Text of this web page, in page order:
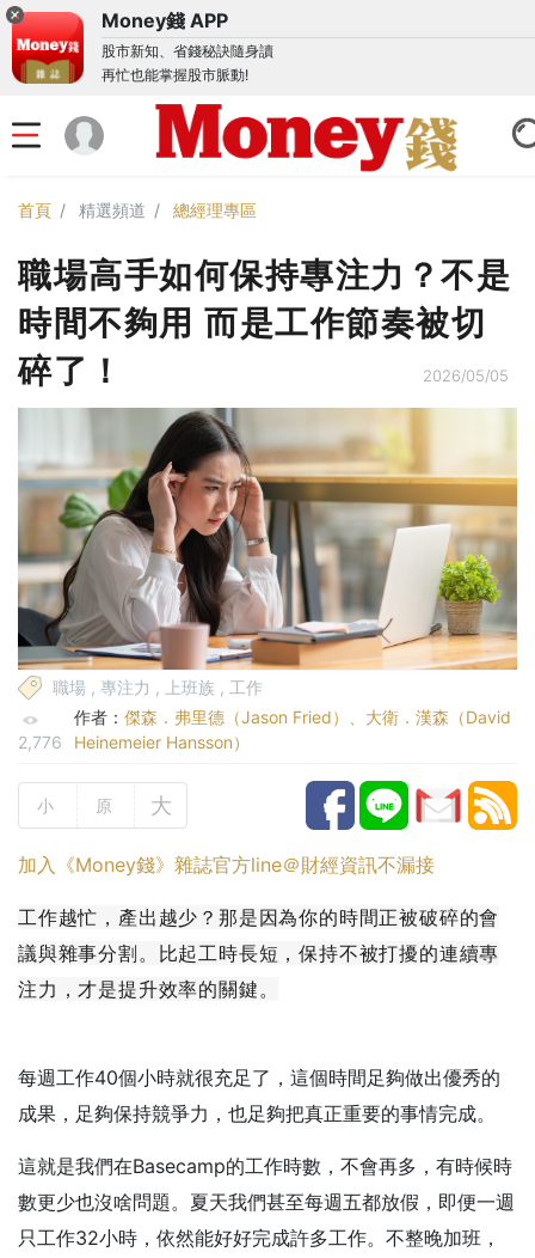
Money錢 APP
股市新知、省錢秘訣隨身讀
再忙也能掌握股市脈動!
首頁 精選頻道 總經理專區
職場高手如何保持專注力？不是
時間不夠用 而是工作節奏被切
碎了！
2026/05/05
職場 , 專注力 , 上班族 , 工作
2,776
作者： 傑森．弗里德（Jason Fried）、大衛．漢森（David
Heinemeier Hansson）
小 原 大
加入《Money錢》雜誌官方line＠財經資訊不漏接
工作越忙，產出越少？那是因為你的時間正被破碎的會
議與雜事分割。比起工時長短，保持不被打擾的連續專
注力，才是提升效率的關鍵。
每週工作40個小時就很充足了，這個時間足夠做出優秀的
成果，足夠保持競爭力，也足夠把真正重要的事情完成。
這就是我們在Basecamp的工作時數，不會再多，有時候時
數更少也沒啥問題。夏天我們甚至每週五都放假，即便一週
只工作32小時，依然能好好完成許多工作。不整晚加班，